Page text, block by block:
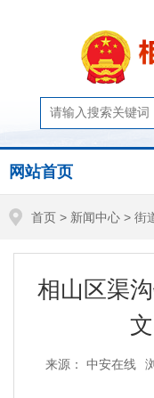
网站首页
首页 > 新闻中心 > 街
相山区渠
来源： 中安在线